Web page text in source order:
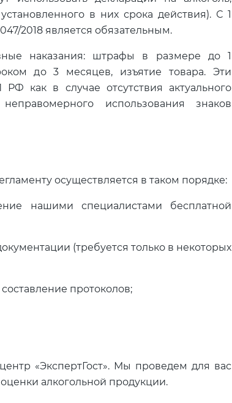
в них срока действия). С 1
2018 является обязательным.
наказания: штрафы в размере до 1
до 3 месяцев, изъятие товара. Эти
как в случае отсутствия актуального
использования знаков
осуществляется в таком порядке:
нашими специалистами бесплатной
(требуется только в некоторых
протоколов;
«ЭкспертГост». Мы проведем для вас
алкогольной продукции.